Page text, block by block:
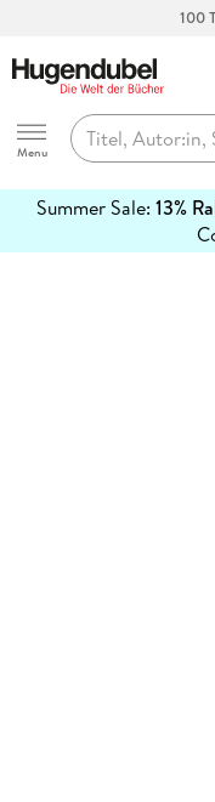
100
Hugendubel
Menu
Summer Sale: 13%
erfahren